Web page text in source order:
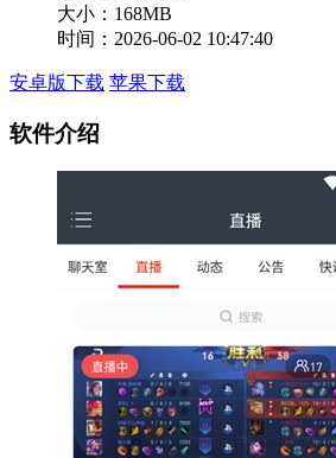
大小：168MB
时间：2026-06-02 10:47:40
安卓版下载 苹果下载
软件介绍